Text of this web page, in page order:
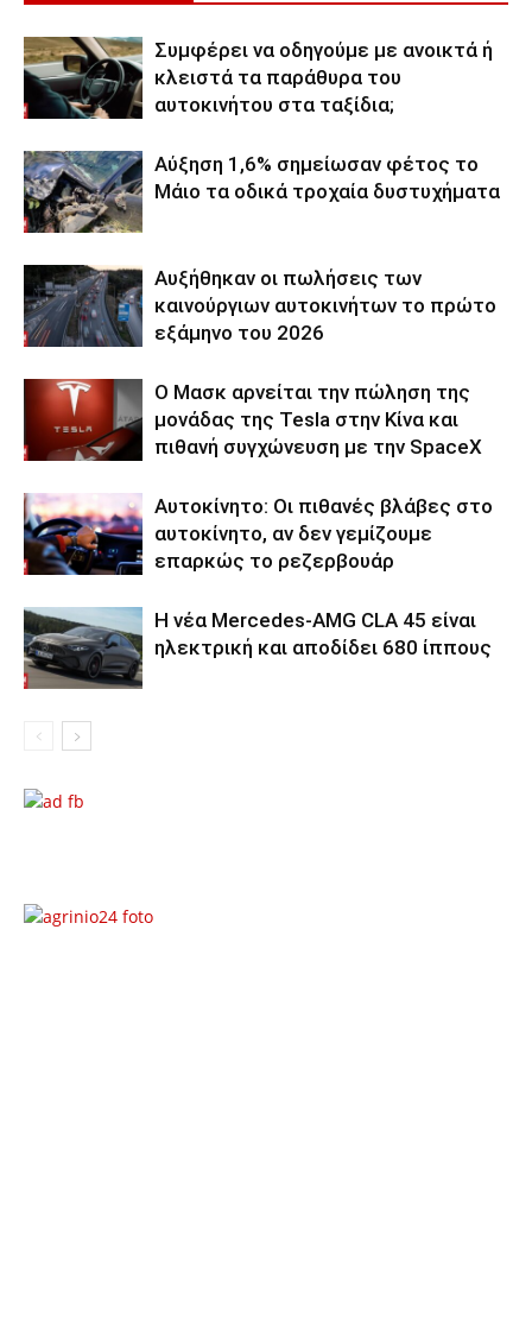
Συμφέρει να οδηγούμε με ανοικτά ή
κλειστά τα παράθυρα του
αυτοκινήτου στα ταξίδια;
Αύξηση 1,6% σημείωσαν φέτος το
Μάιο τα οδικά τροχαία δυστυχήματα
Αυξήθηκαν οι πωλήσεις των
καινούργιων αυτοκινήτων το πρώτο
εξάμηνο του 2026
Ο Μασκ αρνείται την πώληση της
μονάδας της Tesla στην Κίνα και
πιθανή συγχώνευση με την SpaceX
Αυτοκίνητο: Οι πιθανές βλάβες στο
αυτοκίνητο, αν δεν γεμίζουμε
επαρκώς το ρεζερβουάρ
Η νέα Mercedes-AMG CLA 45 είναι
ηλεκτρική και αποδίδει 680 ίππους